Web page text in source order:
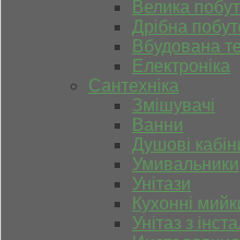
Велика
Дрібна
Вбудована
Електроніка
Сантехніка
Змішувачі
Ванни
Душові
Умивальники
Унітази
Кухонні
Унітаз з